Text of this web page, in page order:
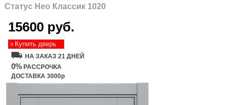
Статус Нео Классик 1020
15600 руб.
Купить дверь
НА ЗАКАЗ 21 ДНЕЙ
0% РАССРОЧКА
ДОСТАВКА 3000р